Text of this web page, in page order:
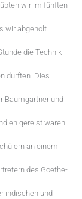
wir im fünften
wir abgeholt
die Technik
durften. Dies
Baumgartner und
gereist waren.
an einem
des Goethe-
indischen und